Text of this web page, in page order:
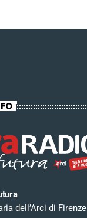
dell’Arci di Firenze